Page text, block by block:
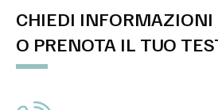
CHIEDI INFORMAZIONI
O PRENOTA IL TUO